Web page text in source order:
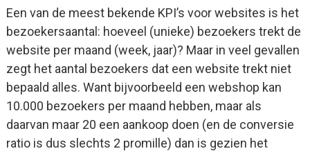
Een van de meest bekende KPI’s voor websites is het
bezoekersaantal: hoeveel (unieke) bezoekers trekt de
website per maand (week, jaar)? Maar in veel gevallen
zegt het aantal bezoekers dat een website trekt niet
bepaald alles. Want bijvoorbeeld een webshop kan
10.000 bezoekers per maand hebben, maar als
daarvan maar 20 een aankoop doen (en de conversie
ratio is dus slechts 2 promille) dan is gezien het